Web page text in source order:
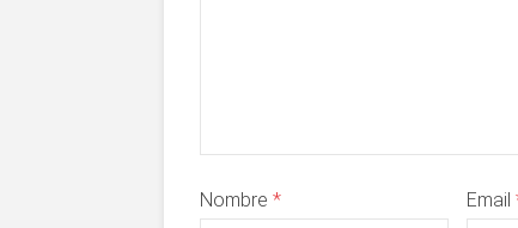
Nombre * Email